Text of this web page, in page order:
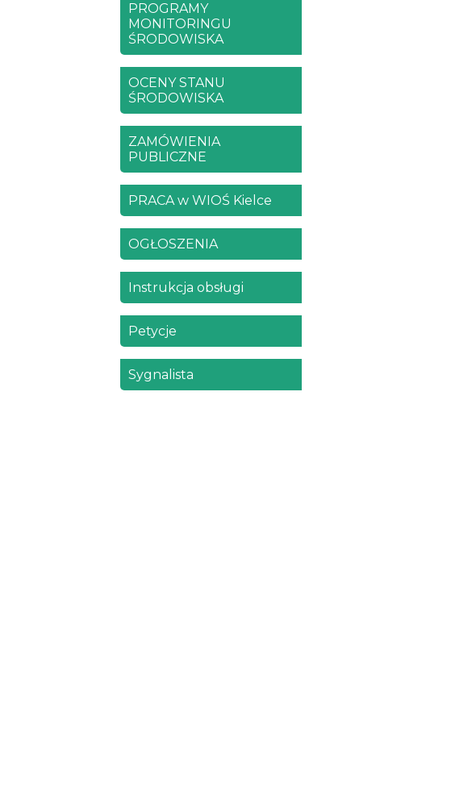
PROGRAMY
MONITORINGU
ŚRODOWISKA
OCENY STANU
ŚRODOWISKA
ZAMÓWIENIA
PUBLICZNE
PRACA w WIOŚ Kielce
OGŁOSZENIA
Instrukcja obsługi
Petycje
Sygnalista